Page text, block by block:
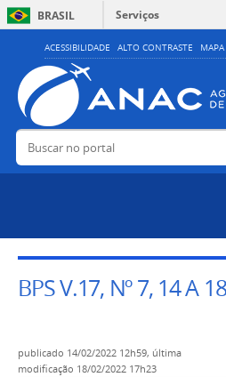
ACESSIBILIDADE ALTO CONTRASTE
BRASIL
Serviços
Buscar no portal
BPS V.17, Nº 7, 14 A
publicado 14/02/2022 12h59, última
modificação 18/02/2022 17h23